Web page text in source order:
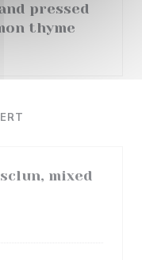
pressed
thyme
mixed